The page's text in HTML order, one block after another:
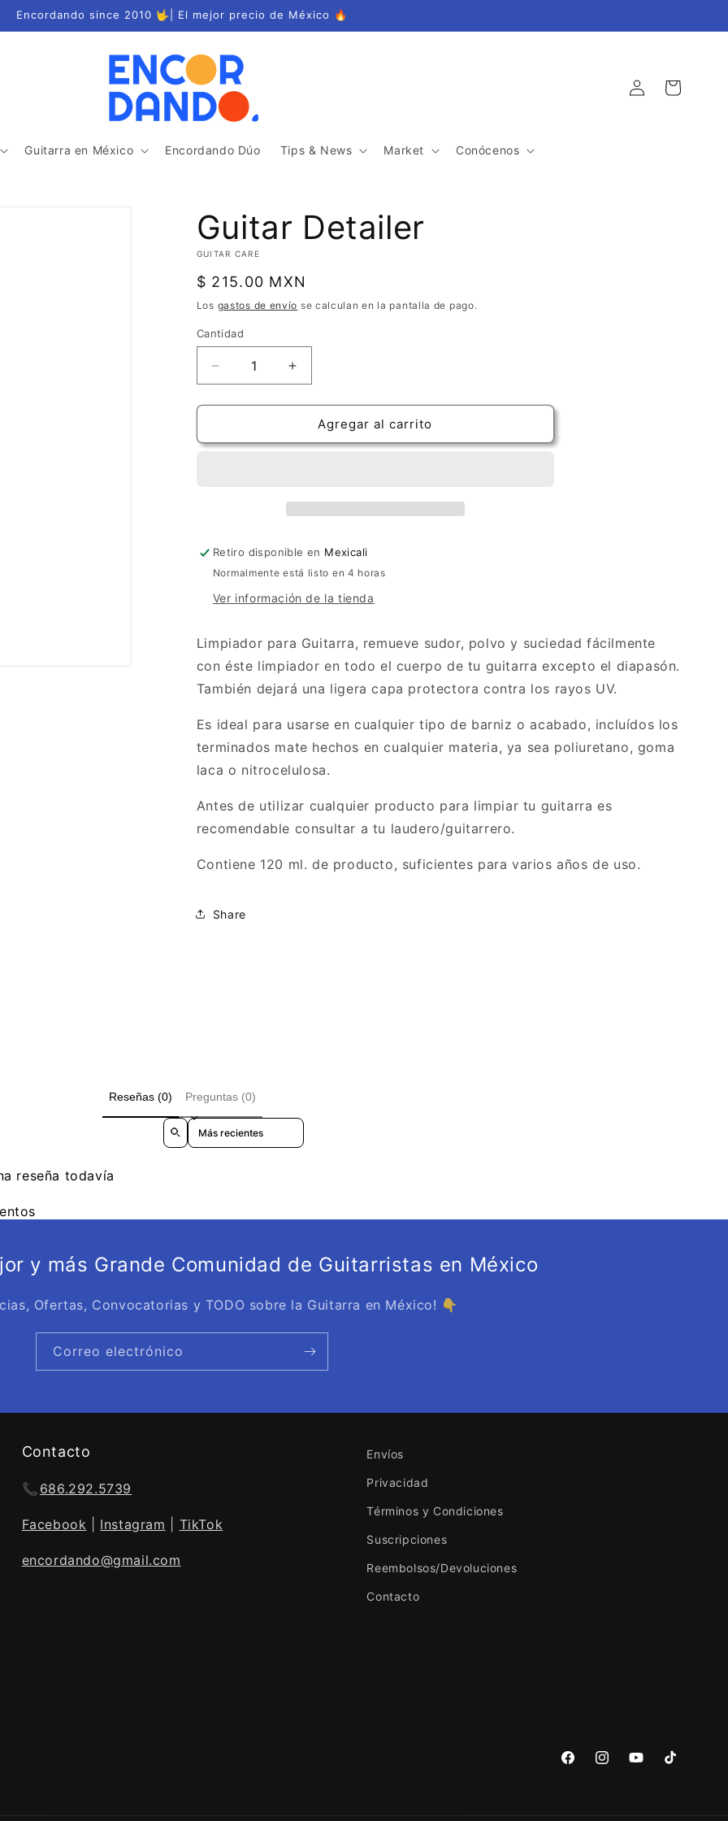
Encordando since 2010 🤟| El mejor precio de México 🔥
Guitarra en México Encordando Dúo Tips & News Market Conócenos
Iniciar
sesión
Carrito
Guitar Detailer
GUITAR CARE
Precio
habitual
$ 215.00 MXN
Los gastos de envío se calculan en la pantalla de pago.
Cantidad
Cantidad
Reducir
cantidad
para
Detailer
Aumentar
cantidad
para
Guitar
Detailer
Agregar al carrito
Retiro disponible en Mexicali
Normalmente está listo en 4 horas
Ver información de la tienda
Limpiador para Guitarra, remueve sudor, polvo y suciedad fácilmente
con éste limpiador en todo el cuerpo de tu guitarra excepto el diapasón.
También dejará una ligera capa protectora contra los rayos UV.
Es ideal para usarse en cualquier tipo de barniz o acabado, incluídos los
terminados mate hechos en cualquier materia, ya sea poliuretano, goma
laca o nitrocelulosa.
Antes de utilizar cualquier producto para limpiar tu guitarra es
recomendable consultar a tu laudero/guitarrero.
Contiene 120 ml. de producto, suficientes para varios años de uso.
Share
Reseñas (0) Preguntas (0)
Sort reviews by
reseña todavía
y más Grande Comunidad de Guitarristas en México
Ofertas, Convocatorias y TODO sobre la Guitarra en México! 👇
Correo electrónico
Contacto
📞 686.292.5739
Facebook Instagram TikTok
encordando@gmail.com
Envíos
Privacidad
Términos y Condiciones
Suscripciones
Reembolsos/Devoluciones
Contacto
FacebookInstagramYouTubeTikTok